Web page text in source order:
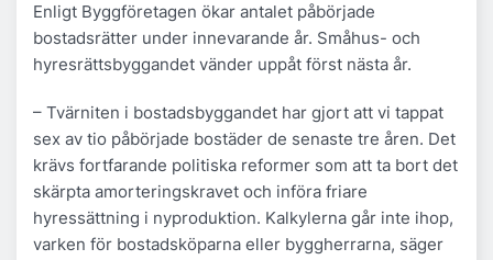
Enligt Byggföretagen ökar antalet påbörjade
bostadsrätter under innevarande år. Småhus- och
hyresrättsbyggandet vänder uppåt först nästa år.
– Tvärniten i bostadsbyggandet har gjort att vi tappat
sex av tio påbörjade bostäder de senaste tre åren. Det
krävs fortfarande politiska reformer som att ta bort det
skärpta amorteringskravet och införa friare
hyressättning i nyproduktion. Kalkylerna går inte ihop,
varken för bostadsköparna eller byggherrarna, säger